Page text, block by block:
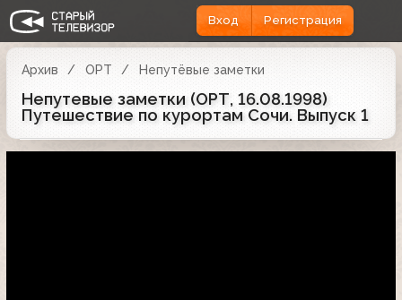
Вход Регистрация
Архив ОРТ Непутёвые заметки
Непутевые заметки (ОРТ, 16.08.1998)
Путешествие по курортам Сочи. Выпуск 1